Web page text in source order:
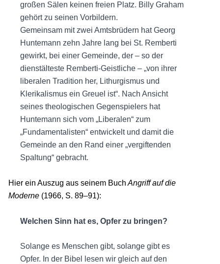
großen Sälen keinen freien Platz. Billy Graham
gehört zu seinen Vorbildern.
Gemeinsam mit zwei Amtsbrüdern hat Georg
Huntemann zehn Jahre lang bei St. Remberti
gewirkt, bei einer Gemeinde, der – so der
dienstälteste Remberti-Geistliche – „von ihrer
liberalen Tradition her, Lithurgismus und
Klerikalismus ein Greuel ist“. Nach Ansicht
seines theologischen Gegenspielers hat
Huntemann sich vom „Liberalen“ zum
„Fundamentalisten“ entwickelt und damit die
Gemeinde an den Rand einer „vergiftenden
Spaltung“ gebracht.
Hier ein Auszug aus seinem Buch Angriff auf die
Moderne (1966, S. 89–91):
Welchen Sinn hat es, Opfer zu bringen?
Solange es Menschen gibt, solange gibt es
Opfer. In der Bibel lesen wir gleich auf den